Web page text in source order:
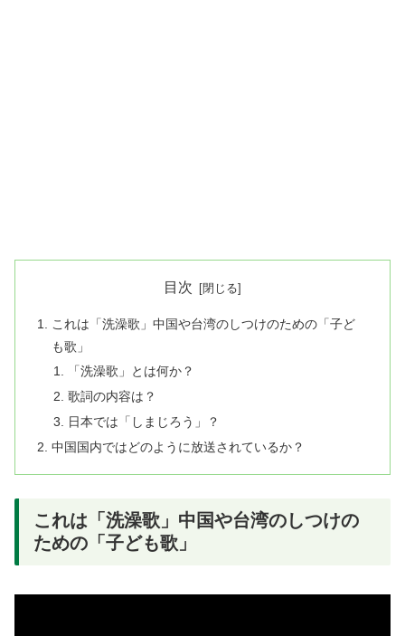
目次
これは「洗澡歌」中国や台湾のしつけのための「子ど
も歌」
「洗澡歌」とは何か？
歌詞の内容は？
日本では「しまじろう」？
中国国内ではどのように放送されているか？
これは「洗澡歌」中国や台湾のしつけの
ための「子ども歌」